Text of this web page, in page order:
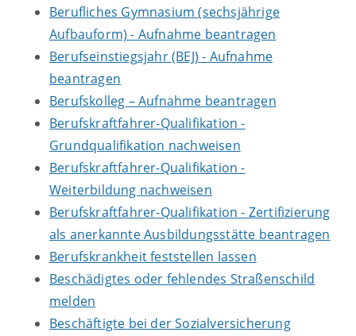
Berufliches Gymnasium (sechsjährige
Aufbauform) - Aufnahme beantragen
Berufseinstiegsjahr (BEJ) - Aufnahme
beantragen
Berufskolleg – Aufnahme beantragen
Berufskraftfahrer-Qualifikation -
Grundqualifikation nachweisen
Berufskraftfahrer-Qualifikation -
Weiterbildung nachweisen
Berufskraftfahrer-Qualifikation - Zertifizierung
als anerkannte Ausbildungsstätte beantragen
Berufskrankheit feststellen lassen
Beschädigtes oder fehlendes Straßenschild
melden
Beschäftigte bei der Sozialversicherung